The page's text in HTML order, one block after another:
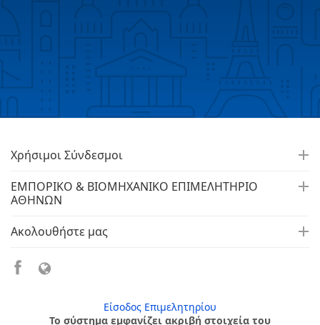
Χρήσιμοι Σύνδεσμοι
ΕΜΠΟΡΙΚΟ & ΒΙΟΜΗΧΑΝΙΚΟ ΕΠΙΜΕΛΗΤΗΡΙΟ
ΑΘΗΝΩΝ
Ακολουθήστε μας
Είσοδος Επιμελητηρίου
Το σύστημα εμφανίζει ακριβή στοιχεία του